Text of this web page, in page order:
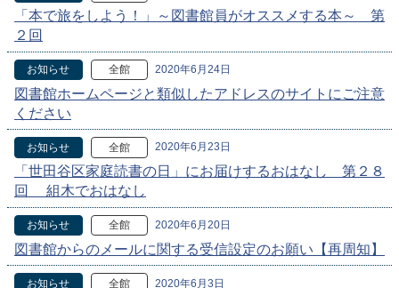
「本で旅をしよう！」～図書館員がオススメする本～ 第
２回
お知らせ 全館 2020年6月24日
図書館ホームページと類似したアドレスのサイトにご注意
ください
お知らせ 全館 2020年6月23日
「世田谷区家庭読書の日」にお届けするおはなし 第２８
回 組木でおはなし
お知らせ 全館 2020年6月20日
図書館からのメールに関する受信設定のお願い【再周知】
お知らせ 全館 2020年6月3日